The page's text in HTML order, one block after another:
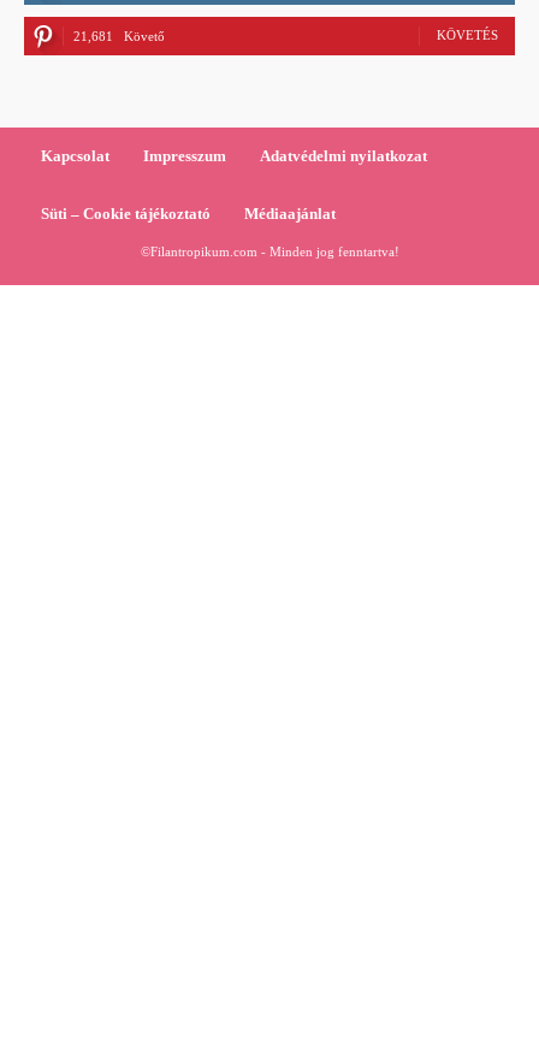
21,681 Követő KÖVETÉS
Kapcsolat Impresszum Adatvédelmi nyilatkozat
Süti – Cookie tájékoztató Médiaajánlat
©Filantropikum.com - Minden jog fenntartva!